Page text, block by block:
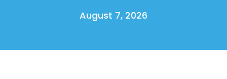
August 7, 2026